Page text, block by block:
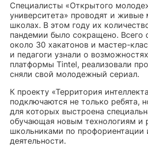
Специалисты «Открытого
университета» проводят и живые
школах. В этом году их
пандемии было сокращено. Всего
около 30 хакатонов и мастер-
и педагоги узнали о
платформы Tintel, реализовали
сняли свой молодежный сериал.
К проекту «Территория
подключаются не только ребята,
для которых выстроена
обучающая новым технологиям и
школьниками по профориентации
деятельности.